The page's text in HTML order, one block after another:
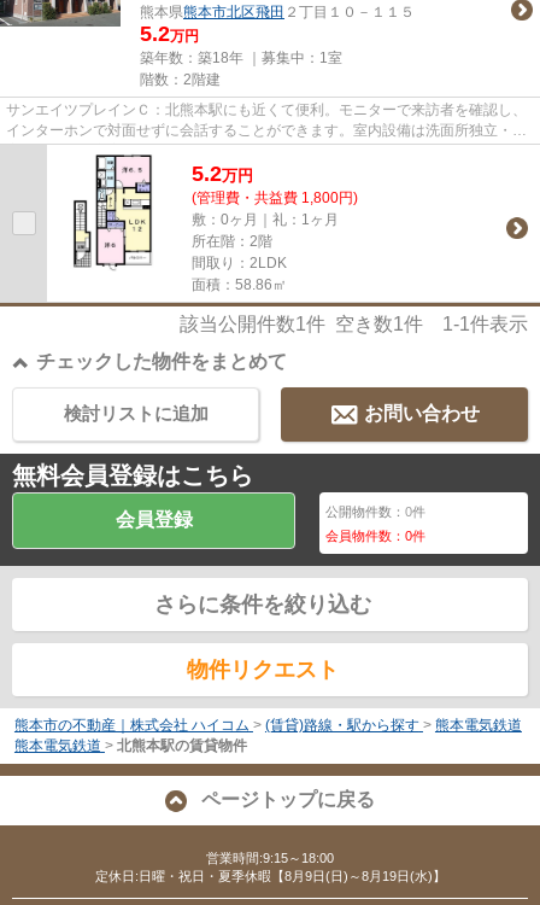
熊本県熊本市北区飛田 ２丁目１０－１１５
5.2万円
築年数：築18年 ｜募集中： 1室
階数：2階建
サンエイツプレインＣ：北熊本駅にも近くて便利。モニターで来訪者を確認し、
インターホンで対面せずに会話することができます。室内設備は洗面所独立・浴
室乾燥機など充実した設備を...
5.2万円
(管理費・共益費 1,800円)
敷：0ヶ月｜礼：1ヶ月
所在階：2階
間取り：2LDK
面積：58.86㎡
該当公開件数1件 空き数1件 1-1件表示
チェックした物件をまとめて
お問い合わせ
検討リストに追加
無料会員登録はこちら
会員登録 公開物件数：0件
会員物件数：0件
さらに条件を絞り込む
物件リクエスト
熊本市の不動産｜株式会社 ハイコム > (賃貸)路線・駅から探す > 熊本電気鉄道
熊本電気鉄道 > 北熊本駅の賃貸物件
ページトップに戻る
営業時間:9:15～18:00
定休日:日曜・祝日・夏季休暇【8月9日(日)～8月19日(水)】